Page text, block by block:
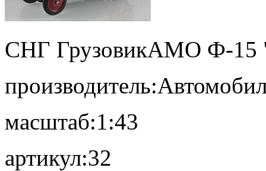
СНГ ГрузовикАМО Ф-15
производитель:
масштаб:1:43
артикул:32